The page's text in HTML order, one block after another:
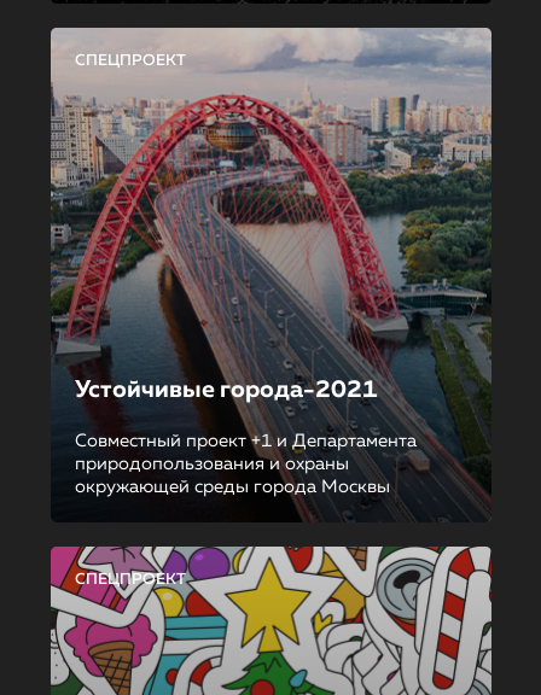
СПЕЦПРОЕКТ
Устойчивые города-2021
Совместный проект +1 и Департамента
природопользования и охраны
окружающей среды города Москвы
СПЕЦПРОЕКТ